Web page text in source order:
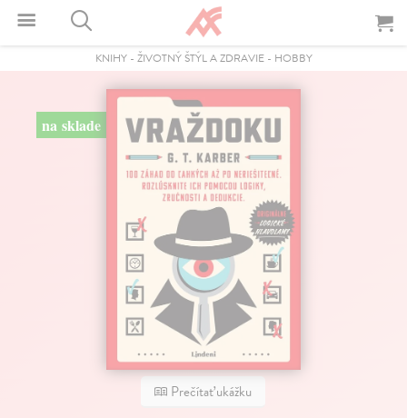
KNIHY- ŽIVOTNÝ ŠTÝL A ZDRAVIE- HOBBY
na sklade
Prečítať ukážku